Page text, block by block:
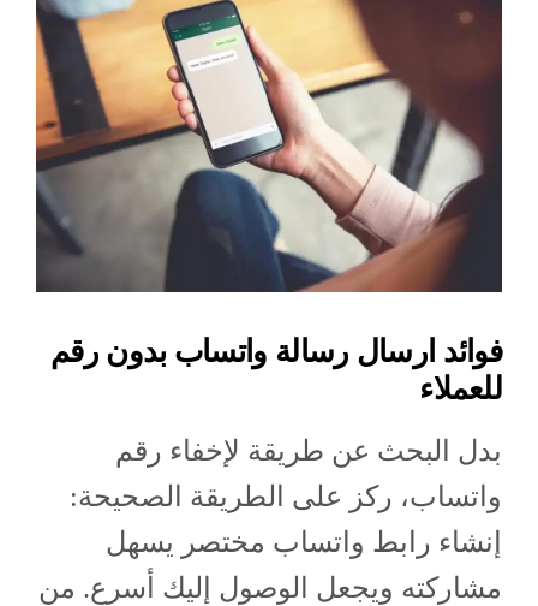
فوائد ارسال رسالة واتساب بدون رقم
للعملاء
بدل البحث عن طريقة لإخفاء رقم
واتساب، ركز على الطريقة الصحيحة:
إنشاء رابط واتساب مختصر يسهل
مشاركته ويجعل الوصول إليك أسرع. من